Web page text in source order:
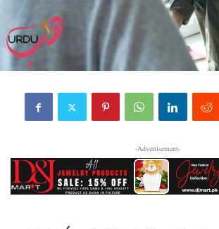
-Advertisement-